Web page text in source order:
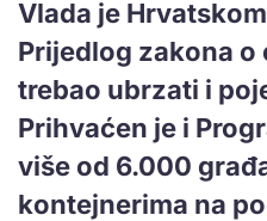
Vlada je
Prijedlog zakona o
trebao ubrzati i
Prihvaćen je i
više od 6.000
kontejnerima na